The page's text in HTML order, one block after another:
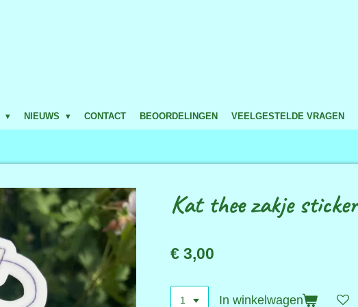
NIEUWS CONTACT BEOORDELINGEN VEELGESTELDE VRAGEN
Kat thee zakje sticker
€ 3,00
In winkelwagen